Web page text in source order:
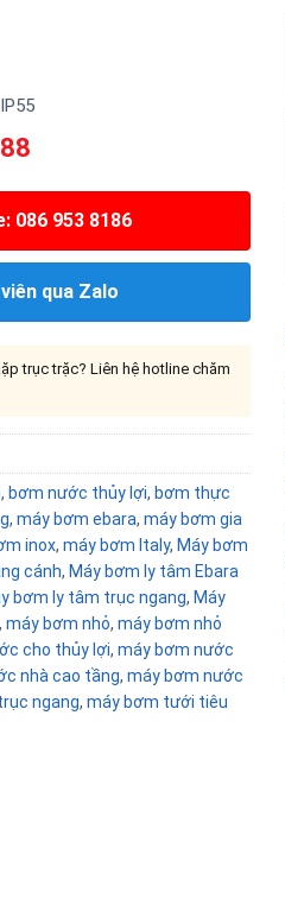
086 953 8186
qua Zalo
trục trặc? Liên hệ hotline chăm
, bơm nước thủy lợi, bơm thực
, máy bơm ebara, máy bơm gia
inox, máy bơm Italy, Máy bơm
cánh, Máy bơm ly tâm Ebara
bơm ly tâm trục ngang, Máy
máy bơm nhỏ, máy bơm nhỏ
cho thủy lợi, máy bơm nước
nhà cao tầng, máy bơm nước
ngang, máy bơm tưới tiêu